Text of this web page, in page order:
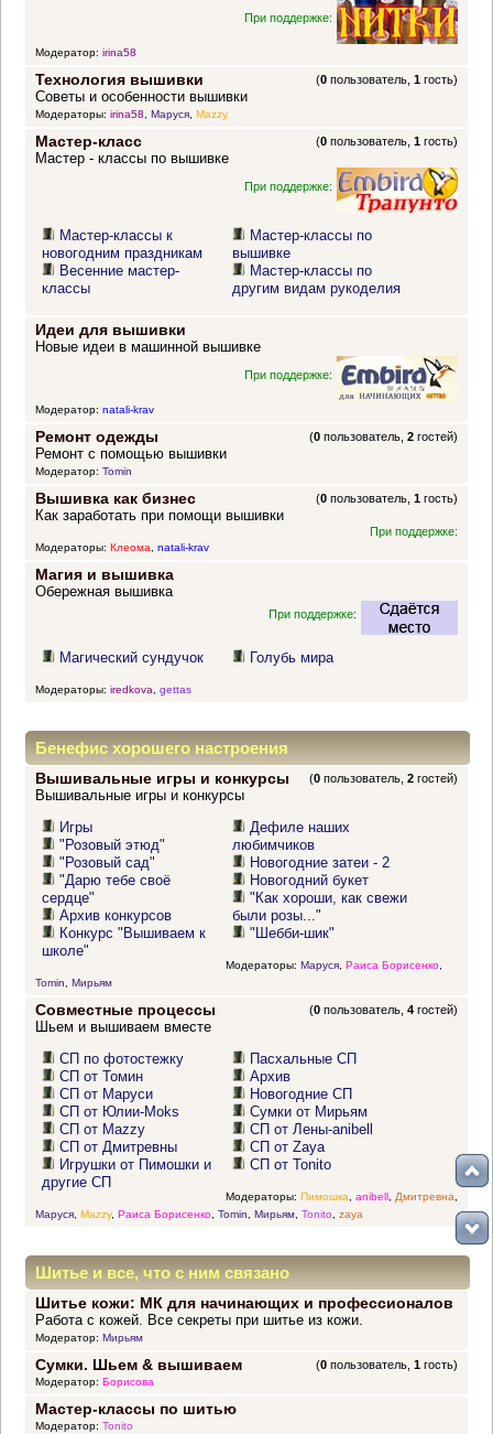
При поддержке:
Модератор: irina58
Технология вышивки (0 пользователь,1 гость)
Советы и особенности вышивки
Модераторы: irina58, Маруся, Mazzy
Мастер-класс (0 пользователь,1 гость)
Мастер - классы по вышивке
При поддержке:
Мастер-классы к
новогодним праздникам
Весенние мастер-
классы
Мастер-классы по
вышивке
Мастер-классы по
другим видам рукоделия
Идеи для вышивки
Новые идеи в машинной вышивке
При поддержке:
Модератор: natali-krav
Ремонт одежды (0 пользователь,2 гостей)
Ремонт с помощью вышивки
Модератор: Tomin
Вышивка как бизнес (0 пользователь,1 гость)
Как заработать при помощи вышивки
При поддержке:
Модераторы: Клеома, natali-krav
Магия и вышивка
Обережная вышивка
При поддержке:
Магический сундучок Голубь мира
Модераторы: iredkova gettas
Бенефис хорошего настроения
Вышивальные игры и конкурсы (0 пользователь,2 гостей)
Вышивальные игры и конкурсы
Игры
"Розовый этюд"
"Розовый сад"
"Дарю тебе своё
сердце"
Архив конкурсов
Конкурс "Вышиваем к
школе"
Дефиле наших
любимчиков
Новогодние затеи - 2
Новогодний букет
"Как хороши, как свежи
были розы..."
"Шебби-шик"
Модераторы: Маруся, Раиса Борисенко,
Tomin
Мирьям
Совместные процессы (0 пользователь,4 гостей)
Шьем и вышиваем вместе
СП по фотостежку
СП от Томин
СП от Маруси
СП от Юлии-Moks
СП от Mazzy
СП от Дмитревны
Игрушки от Пимошки и
другие СП
Пасхальные СП
Архив
Новогодние СП
Сумки от Мирьям
СП от Лены-anibell
СП от Zaya
СП от Tonito
Модераторы: Пимошка anibell, Дмитревна
Маруся, Mazzy, Раиса Борисенко, Tomin Мирьям, Tonito zaya
Шитье и все, что с ним связано
Шитье кожи: МК для начинающих и профессионалов
Работа с кожей. Все секреты при шитье из кожи.
Модератор: Мирьям
Сумки. Шьем & вышиваем (0 пользователь,1 гость)
Модератор: Борисова
Мастер-классы по шитью
Модератор: Tonito